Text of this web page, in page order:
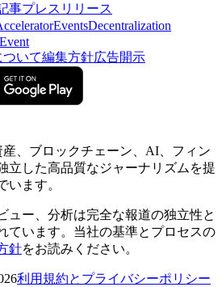
事プレスリリース
EventsDecentralization
ついて編集方針広告開示
産、ブロックチェーン、AI、フィン
立した高品質なジャーナリズムを提
います。
ュー、分析は完全な報道の独立性と
ています。当社の基準とプロセスの
針をお読みください。
利用規約とプライバシーポリシー